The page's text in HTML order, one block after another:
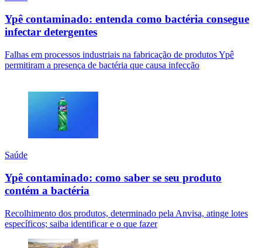
Ypê contaminado: entenda como bactéria consegue
infectar detergentes
Falhas em processos industriais na fabricação de produtos Ypê
permitiram a presença de bactéria que causa infecção
Saúde
Ypê contaminado: como saber se seu produto
contém a bactéria
Recolhimento dos produtos, determinado pela Anvisa, atinge lotes
específicos; saiba identificar e o que fazer